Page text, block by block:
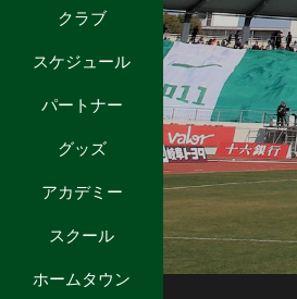
クラブ
スケジュール
パートナー
グッズ
アカデミー
スクール
ホームタウン